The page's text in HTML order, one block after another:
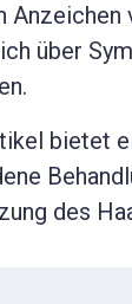
über
bietet
des